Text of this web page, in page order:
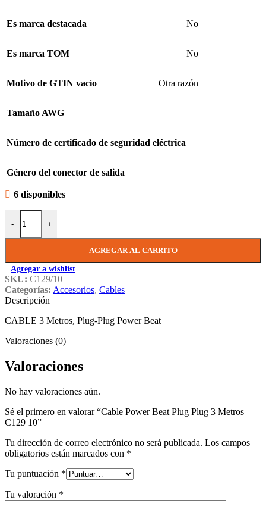
Es marca destacada No
Es marca TOM No
Motivo de GTIN vacío Otra razón
Tamaño AWG
Número de certificado de seguridad eléctrica
Género del conector de salida
6 disponibles
-
Cable Power Beat Plug Plug 3 Metros C129 10 cantidad
+
AGREGAR AL CARRITO
Agregar a wishlist
SKU: C129/10
Categorías: Accesorios, Cables
Descripción
CABLE 3 Metros, Plug-Plug Power Beat
Valoraciones (0)
Valoraciones
No hay valoraciones aún.
Sé el primero en valorar “Cable Power Beat Plug Plug 3 Metros
C129 10”
Tu dirección de correo electrónico no será publicada. Los campos
obligatorios están marcados con *
Tu puntuación *
Tu valoración *